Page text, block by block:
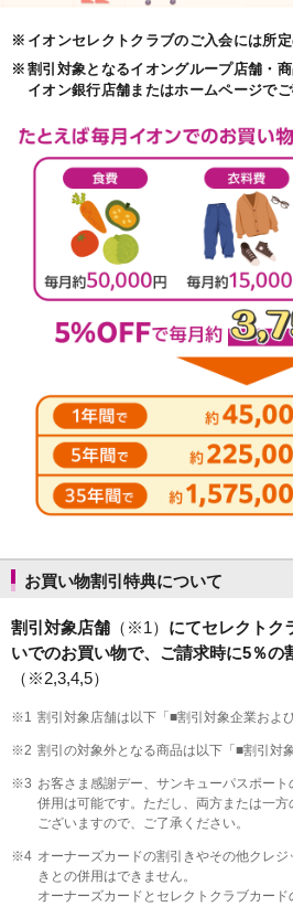
※ イオンセレクトクラブのご入会には所定
※ 割引対象となるイオングループ店舗・
イオン銀行店舗またはホームページでご
お買い物割引特典について
割引対象店舗 （※1） にてセレクトク
いでのお買い物で、ご請求時に5％の
（※2,3,4,5）
※1 割引対象店舗は以下「■割引対象企業およ
※2 割引の対象外となる商品は以下「■割引対
※3 お客さま感謝デー、サンキューパスポー
併用は可能です。ただし、両方または一
ございますので、ご了承ください。
※4 オーナーズカードの割引きやその他クレジ
きとの併用はできません。
オーナーズカードとセレクトクラブカード